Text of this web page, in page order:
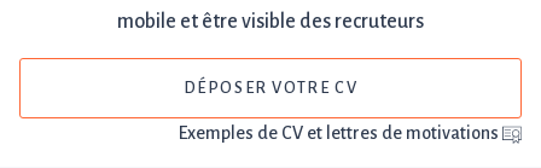
mobile et être visible des recruteurs
DÉPOSER VOTRE CV
Exemples de CV et lettres de motivations